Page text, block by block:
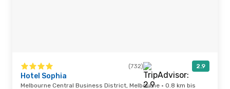
(732) 2.9
Hotel Sophia
Melbourne Central Business District, Melbourne · 0.8 km bis